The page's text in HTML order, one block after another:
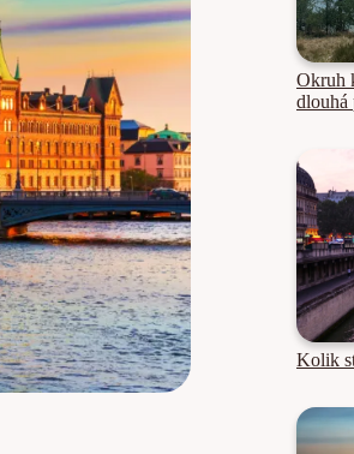
Okruh
dlouhá
Kolik